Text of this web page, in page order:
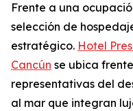
Frente a una
selección de
estratégico. Hotel
Cancún se ubica
representativas del
al mar que integran